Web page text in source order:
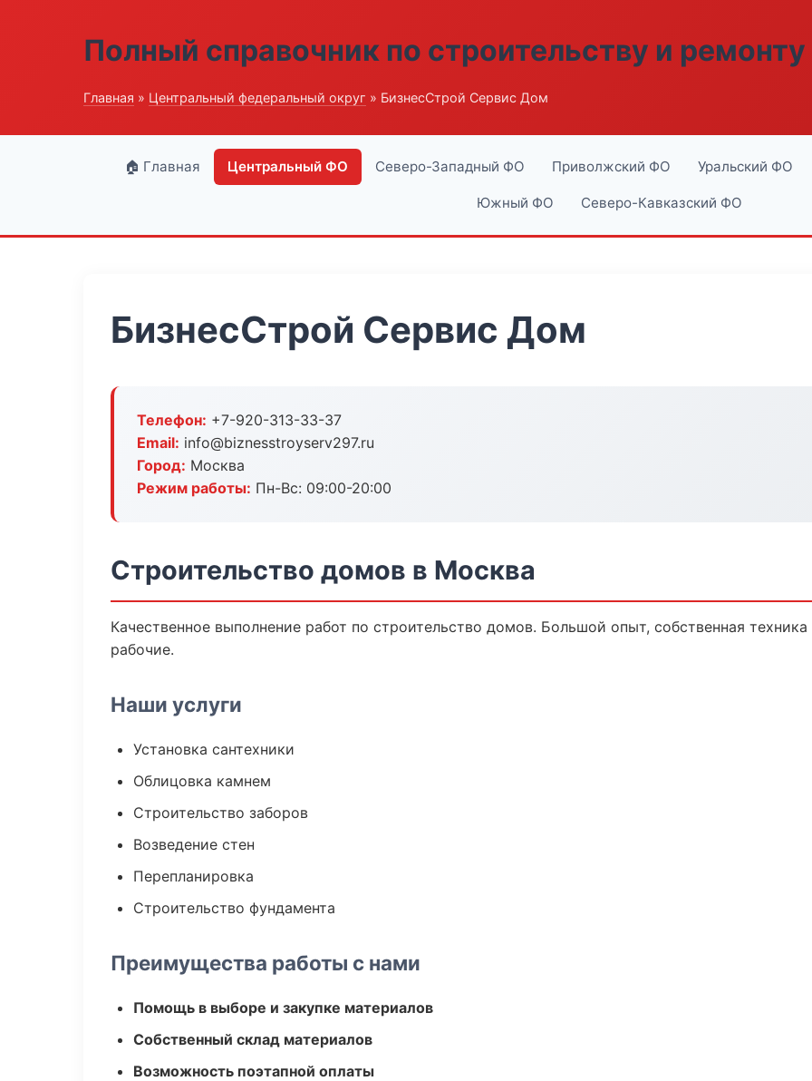
Полный справочник по строительству и ремонту
Главная » Центральный федеральный округ » БизнесСтрой Сервис Дом
🏠 Главная Центральный ФО Северо-Западный ФО Приволжский ФО Уральский ФО
Южный ФО Северо-Кавказский ФО
БизнесСтрой Сервис Дом
Телефон: +7-920-313-33-37
Email: info@biznesstroyserv297.ru
Город: Москва
Режим работы: Пн-Вс: 09:00-20:00
Строительство домов в Москва
Качественное выполнение работ по строительство домов. Большой опыт, собственная
рабочие.
Наши услуги
Установка сантехники
Облицовка камнем
Строительство заборов
Возведение стен
Перепланировка
Строительство фундамента
Преимущества работы с нами
Помощь в выборе и закупке материалов
Собственный склад материалов
Возможность поэтапной оплаты